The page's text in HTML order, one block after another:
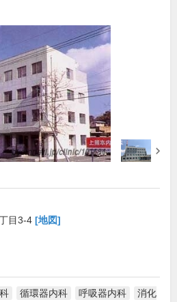
目3-4 [地図]
循環器内科 呼吸器内科
消化